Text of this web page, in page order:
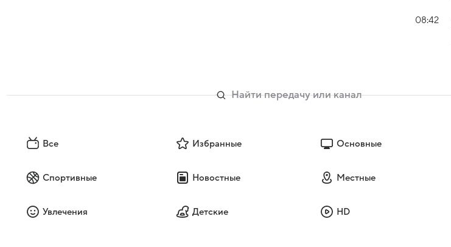
08:42
Все Избранные Основные
Спортивные Новостные Местные
Увлечения Детские HD